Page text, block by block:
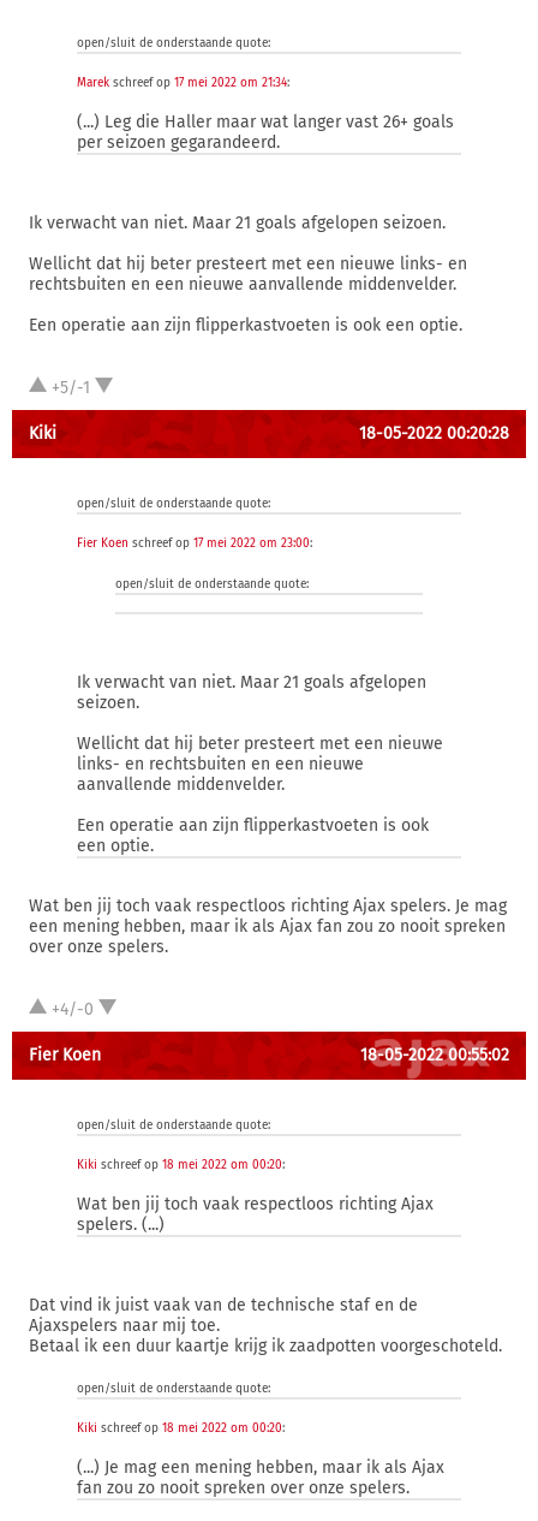
open/sluit de onderstaande quote:
Marek schreef op 17 mei 2022 om 21:34:
(...) Leg die Haller maar wat langer vast 26+ goals
per seizoen gegarandeerd.
Ik verwacht van niet. Maar 21 goals afgelopen seizoen.
Wellicht dat hij beter presteert met een nieuwe links- en
rechtsbuiten en een nieuwe aanvallende middenvelder.
Een operatie aan zijn flipperkastvoeten is ook een optie.
+5/-1
Kiki 18-05-2022 00:20:28
open/sluit de onderstaande quote:
Fier Koen schreef op 17 mei 2022 om 23:00:
open/sluit de onderstaande quote:
Ik verwacht van niet. Maar 21 goals afgelopen
seizoen.
Wellicht dat hij beter presteert met een nieuwe
links- en rechtsbuiten en een nieuwe
aanvallende middenvelder.
Een operatie aan zijn flipperkastvoeten is ook
een optie.
Wat ben jij toch vaak respectloos richting Ajax spelers. Je mag
een mening hebben, maar ik als Ajax fan zou zo nooit spreken
over onze spelers.
+4/-0
Fier Koen 18-05-2022 00:55:02
open/sluit de onderstaande quote:
Kiki schreef op 18 mei 2022 om 00:20:
Wat ben jij toch vaak respectloos richting Ajax
spelers. (...)
Dat vind ik juist vaak van de technische staf en de
Ajaxspelers naar mij toe.
Betaal ik een duur kaartje krijg ik zaadpotten voorgeschoteld.
open/sluit de onderstaande quote:
Kiki schreef op 18 mei 2022 om 00:20:
(...) Je mag een mening hebben, maar ik als Ajax
fan zou zo nooit spreken over onze spelers.